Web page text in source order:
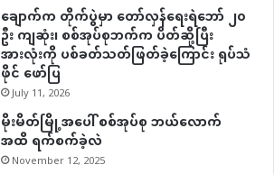
ချောက်က တိုက်ပွဲမှာ တော်လှန်ရေးရဲဘော် ၂၀
ဦး ကျဆုံး၊ စစ်အုပ်စုဘက်က ပိတ်ဆို့ပြီး
အားလုံးကို ပစ်ခတ်သတ်ဖြတ်ခဲ့ကြောင်း ရုပ်သံ
ဖိုင် ဖော်ပြ
July 11, 2026
မိုးမိတ်မြို့အပေါ် စစ်အုပ်စု ဘယ်လောက်
အထိ ရက်စက်ခဲ့လဲ
November 12, 2025